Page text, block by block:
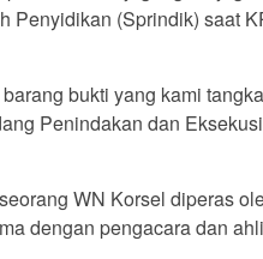
Penyidikan (Sprindik) saat
bukti yang kami
Penindakan dan
WN Korsel diperas
dengan pengacara dan